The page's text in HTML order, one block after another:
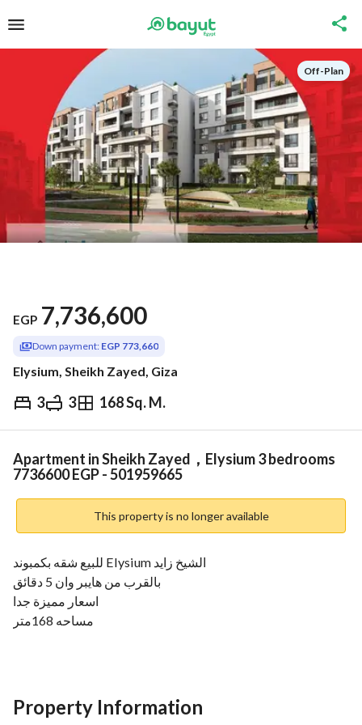
Off-Plan
EGP 7,736,600
Down payment: EGP 773,660
Elysium, Sheikh Zayed, Giza
3 3 168 Sq. M.
EGP 7,736,600
& Indices Nearby
Apartment in Sheikh Zayed，Elysium 3 bedrooms
7736600 EGP - 501959665
This property is no longer available
للبيع شقه بكمبوند Elysium الشيخ زايد
بالقرب من هايبر وان 5 دقائق
اسعار مميزة جدا
مساحه 168متر
رسيبشن
الدور الثالث
Property Information